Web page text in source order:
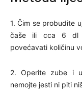
1. Čim se probudite
čaše ili cca 6 dl
povećavati količinu
2. Operite zube i
nemojte jesti ni piti